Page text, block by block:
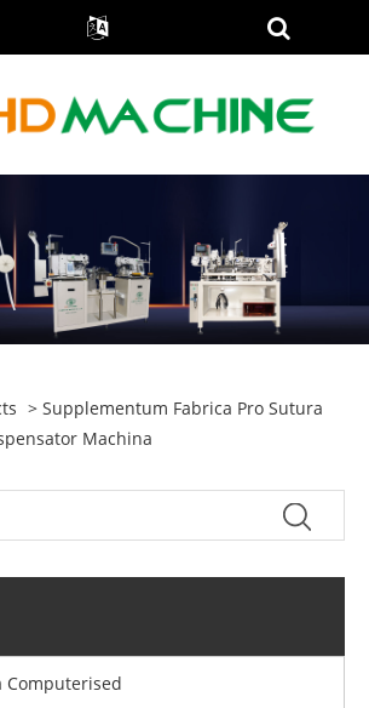
>Supplementum Fabrica Pro Sutura
Machina
Computerised